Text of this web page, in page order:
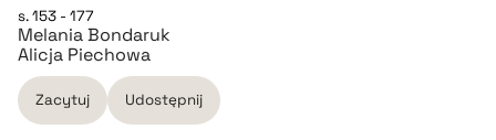
pobierz cytat
BIBTEX
s. 153 - 177
Melania Bondaruk
Alicja Piechowa
Zacytuj Udostępnij